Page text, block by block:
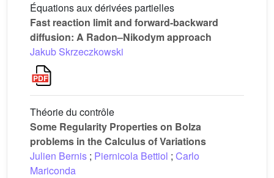
Équations aux dérivées partielles
Fast reaction limit and forward-backward
diffusion: A Radon–Nikodym approach
Jakub Skrzeczkowski
Théorie du contrôle
Some Regularity Properties on Bolza
problems in the Calculus of Variations
Julien Bernis ; Piernicola Bettiol ; Carlo
Mariconda